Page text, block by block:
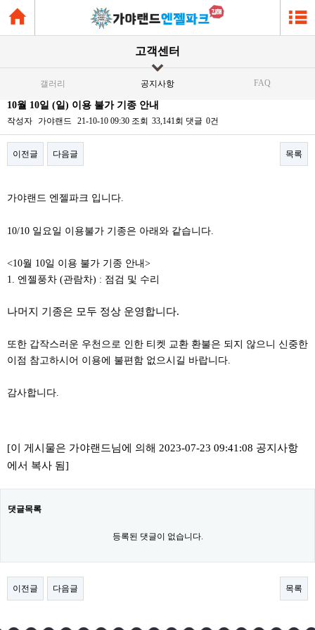
고객센터
갤러리 공지사항 FAQ
10월 10일 (일) 이용 불가 기종 안내
작성자 가야랜드 21-10-10 09:30 조회 33,141회 댓글 0건
이전글 다음글 목록
가야랜드 엔젤파크 입니다.
10/10 일요일 이용불가 기종은 아래와 같습니다.
<10월 10일 이용 불가 기종 안내>
1. 엔젤풍차 (관람차) : 점검 및 수리
나머지 기종은 모두 정상 운영합니다.
또한 갑작스러운 우천으로 인한 티켓 교환 환불은 되지 않으니 신중한
이점 참고하시어 이용에 불편함 없으시길 바랍니다​.​
감사합니다.
[이 게시물은 가야랜드님에 의해 2023-07-23 09:41:08 공지사항
에서 복사 됨]
댓글목록
등록된 댓글이 없습니다.
이전글 다음글 목록